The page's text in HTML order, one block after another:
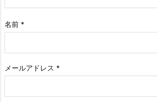
名前 *
メールアドレス *